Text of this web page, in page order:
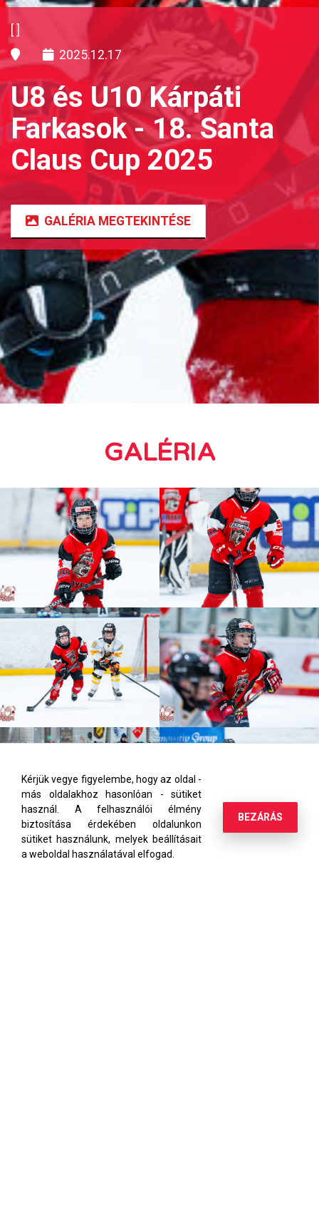
[]
2025.12.17
U8 és U10 Kárpáti
Farkasok - 18. Santa
Claus Cup 2025
GALÉRIA MEGTEKINTÉSE
GALÉRIA
Kérjük vegye figyelembe, hogy az oldal -
más oldalakhoz hasonlóan - sütiket
használ. A felhasználói élmény
biztosítása érdekében oldalunkon
sütiket használunk, melyek beállításait
a weboldal használatával elfogad.
BEZÁRÁS